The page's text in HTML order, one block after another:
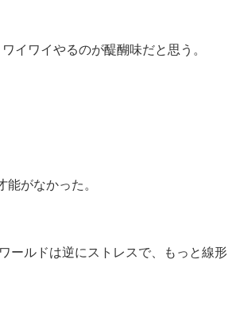
イワイやるのが醍醐味だと思う。
がなかった。
ールドは逆にストレスで、もっと線形